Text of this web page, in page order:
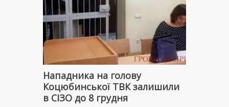
Нападника на голову
Коцюбинської ТВК залишили
в СІЗО до 8 грудня